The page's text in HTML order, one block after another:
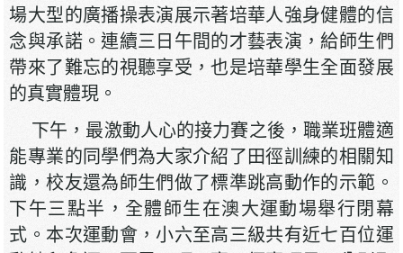
場大型的廣播操表演展示著培華人強身健體的信
念與承諾。連續三日午間的才藝表演，給師生們
帶來了難忘的視聽享受，也是培華學生全面發展
的真實體現。
下午，最激動人心的接力賽之後，職業班體適
能專業的同學們為大家介紹了田徑訓練的相關知
識，校友還為師生們做了標準跳高動作的示範。
下午三點半，全體師生在澳大運動場舉行閉幕
式。本次運動會，小六至高三級共有近七百位運